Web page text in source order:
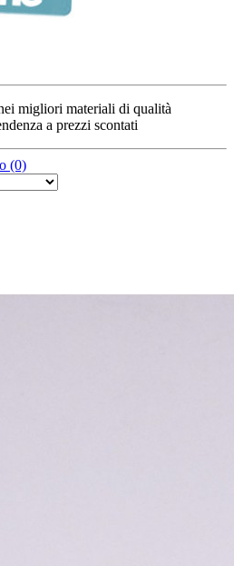
migliori materiali di qualità
a prezzi scontati
(0)